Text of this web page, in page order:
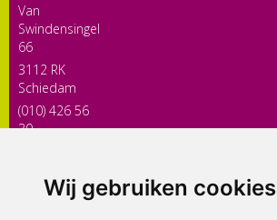
Wij gebruiken cookies
Van
Swindensingel
66
3112 RK
Schiedam
(010) 426 56
30
ONDERDEEL VAN